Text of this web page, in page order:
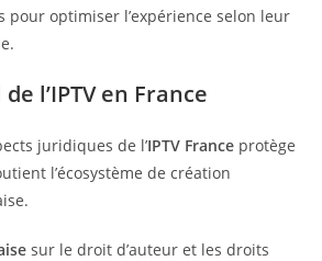
pour optimiser l’expérience selon leur
l’IPTV en France
juridiques de l’IPTV France protège
l’écosystème de création
sur le droit d’auteur et les droits